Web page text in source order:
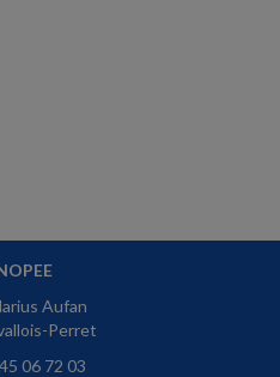
Aufan
Perret
06 72 03